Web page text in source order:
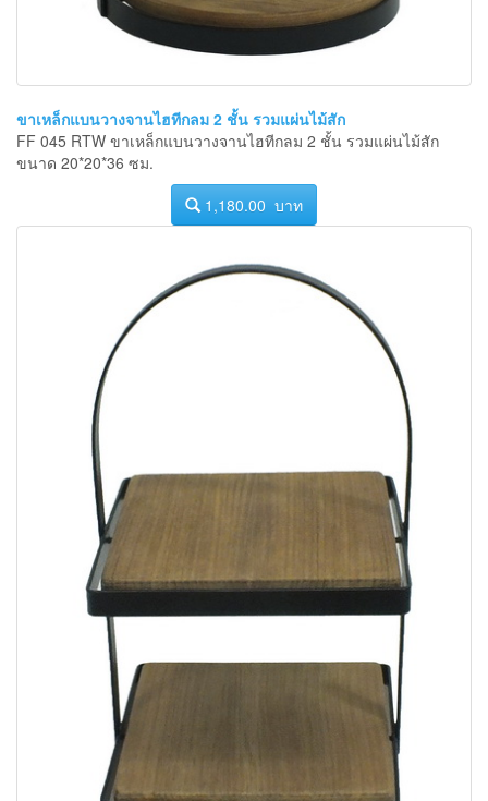
ขาเหล็กแบนวางจานไฮทีกลม 2 ชั้น รวมแผ่นไม้สัก
FF 045 RTW ขาเหล็กแบนวางจานไฮทีกลม 2 ชั้น รวมแผ่นไม้สัก
ขนาด 20*20*36 ซม.
1,180.00 บาท